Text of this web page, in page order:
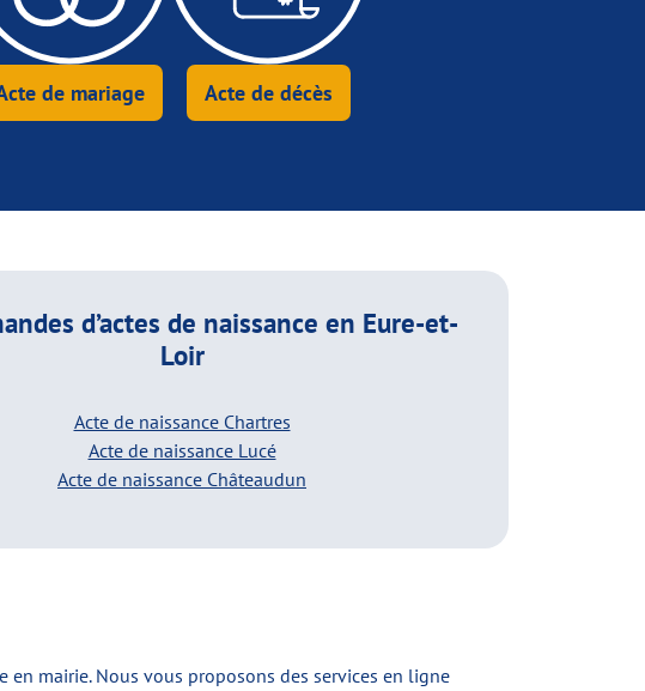
de mariage Acte de décès
d’actes de naissance en Eure-et-
Loir
Acte de naissance Chartres
Acte de naissance Lucé
Acte de naissance Châteaudun
en mairie. Nous vous proposons des services en ligne